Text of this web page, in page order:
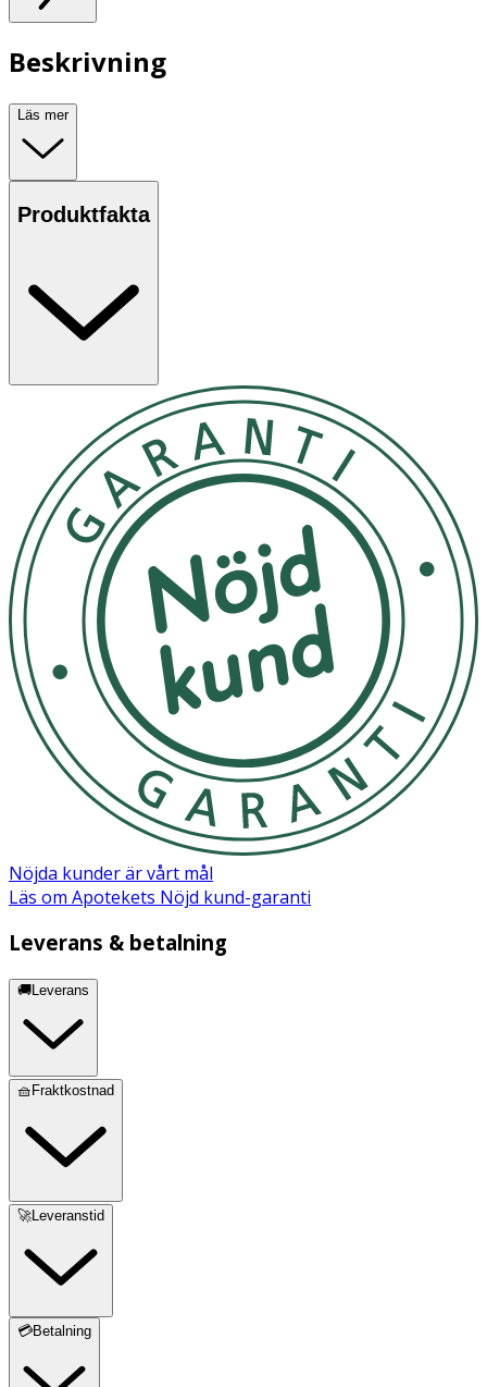
Beskrivning
Läs mer
Produktfakta
Nöjda kunder är vårt mål
Läs om Apotekets Nöjd kund-garanti
Leverans & betalning
🚚Leverans
🧺Fraktkostnad
🚀Leveranstid
💳Betalning